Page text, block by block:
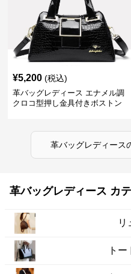
¥5,200 (税込)
革バッグレディース エナメル調
クロコ型押し金具付きボストン
革バッグレディース
革バッグレディース カ
リ
ト